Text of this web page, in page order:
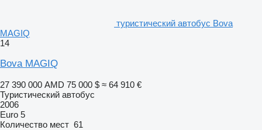
туристический автобус Bova
MAGIQ
14
Bova MAGIQ
27 390 000 AMD 75 000 $ ≈ 64 910 €
Туристический автобус
2006
Euro 5
Количество мест 61